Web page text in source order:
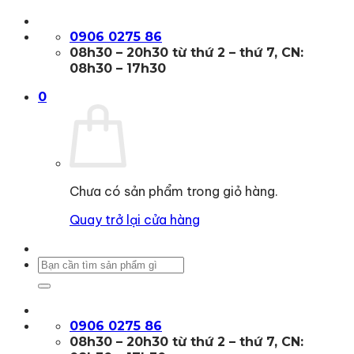
qua
0906 0275 86
08h30 – 20h30 từ thứ 2 – thứ 7, CN:
08h30 – 17h30
0
Chưa có sản phẩm trong giỏ hàng.
Quay trở lại cửa hàng
Tìm
0906 0275 86
08h30 – 20h30 từ thứ 2 – thứ 7, CN: